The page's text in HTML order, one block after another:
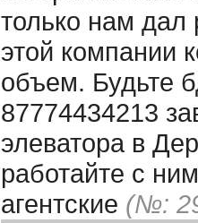
только нам
этой компании
объем. Будьте
87774434213
элеватора в
работайте с
агентские (№: